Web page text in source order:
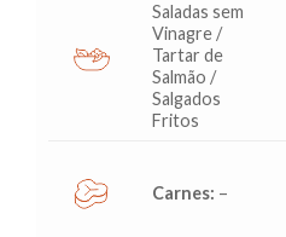
Saladas sem
Vinagre /
Tartar de
Salmão /
Salgados
Fritos
Carnes: –